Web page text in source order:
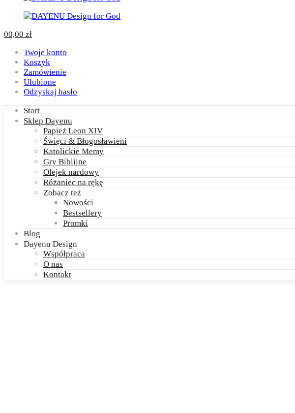
00,00 zł
Twoje konto
Koszyk
Zamówienie
Ulubione
Odzyskaj hasło
Start
Sklep Dayenu
Papież Leon XIV
Święci & Błogosławieni
Katolickie Memy
Gry Biblijne
Olejek nardowy
Różaniec na rękę
Zobacz też
Nowości
Bestsellery
Promki
Blog
Dayenu Design
Współpraca
O nas
Kontakt